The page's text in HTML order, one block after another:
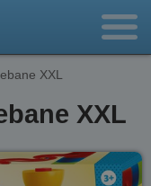
XXL
XXL